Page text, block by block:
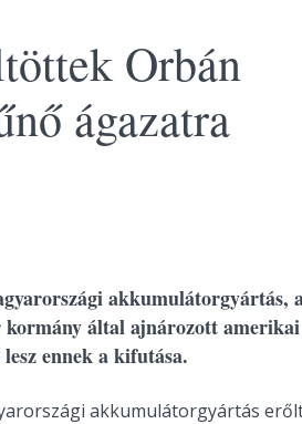
Orbán
ágazatra
akkumulátorgyártás,
kormány által ajnározott
ennek a kifutása.
akkumulátorgyártás